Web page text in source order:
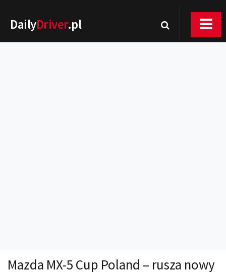
DailyDriver.pl
Technika jazdy
Mazda MX-5 Cup Poland – rusza nowy